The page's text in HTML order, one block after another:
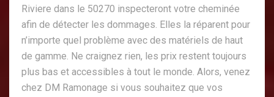
Riviere dans le 50270 inspecteront votre cheminée
afin de détecter les dommages. Elles la réparent pour
n’importe quel problème avec des matériels de haut
de gamme. Ne craignez rien, les prix restent toujours
plus bas et accessibles à tout le monde. Alors, venez
chez DM Ramonage si vous souhaitez que vos